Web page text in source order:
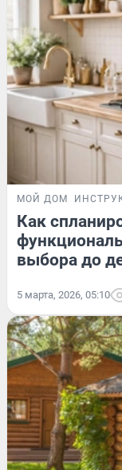
МОЙ ДОМ
Как
выбора до
5 марта, 2026, 05:10